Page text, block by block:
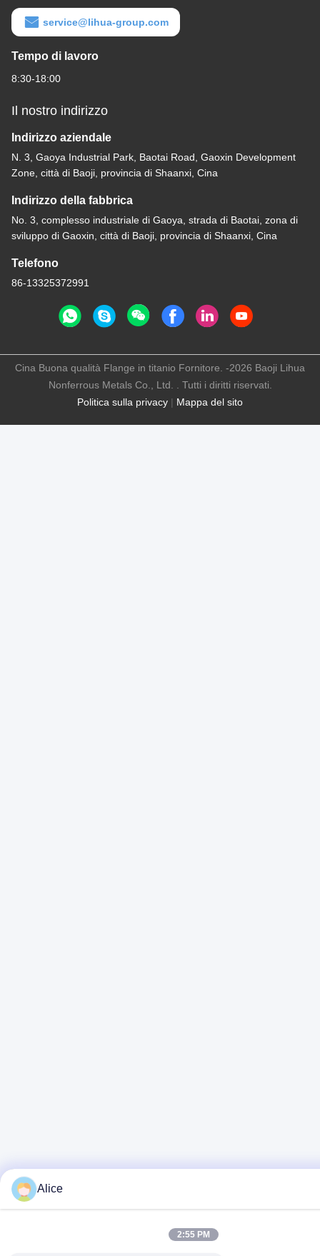
service@lihua-group.com
Tempo di lavoro
8:30-18:00
Il nostro indirizzo
Indirizzo aziendale
N. 3, Gaoya Industrial Park, Baotai Road, Gaoxin Development
Zone, città di Baoji, provincia di Shaanxi, Cina
Indirizzo della fabbrica
No. 3, complesso industriale di Gaoya, strada di Baotai, zona di
sviluppo di Gaoxin, città di Baoji, provincia di Shaanxi, Cina
Telefono
86-13325372991
Politica sulla privacy | Mappa del sito
Cina Buona qualità Flange in titanio Fornitore. -2026 Baoji Lihua
Nonferrous Metals Co., Ltd. . Tutti i diritti riservati.
Alice
2:55 PM